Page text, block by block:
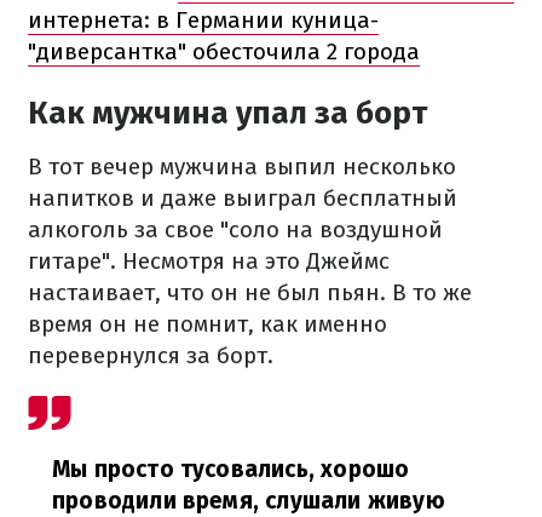
интернета: в Германии куница-
"диверсантка" обесточила 2 города
Как мужчина упал за борт
В тот вечер мужчина выпил несколько
напитков и даже выиграл бесплатный
алкоголь за свое "соло на воздушной
гитаре". Несмотря на это Джеймс
настаивает, что он не был пьян. В то же
время он не помнит, как именно
перевернулся за борт.
Мы просто тусовались, хорошо
проводили время, слушали живую